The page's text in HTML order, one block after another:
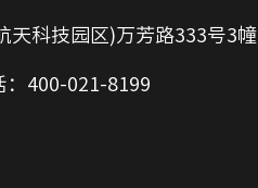
天科技园区)万芳路333号3幢
：400-021-8199